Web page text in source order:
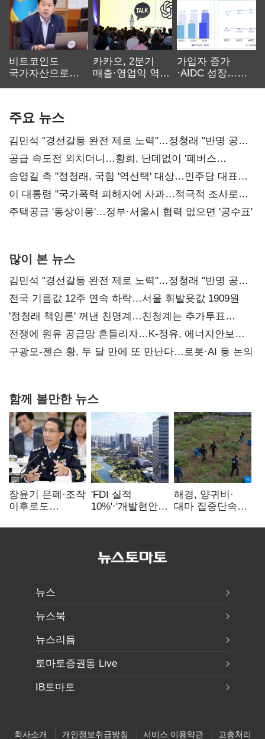
비트코인도
국가자산으로…'
카카오, 2분기
매출·영업익 역대
가입자 증가
·AIDC 성장…
주요 뉴스
김민석 "경선갈등 완전 제로 노력"…정청래 "반명 공세
사과부터"
공급 속도전 외치더니…황희, 난데없이 '폐버스
리모델링' 제안
송영길 측 "정청래, 국힘 '역선택' 대상…민주당 대표로
총선 지휘 못해"
이 대통령 "국가폭력 피해자에 사과…적극적 조사로
진실 밝혀야"
주택공급 '동상이몽'…정부·서울시 협력 없으면 '공수표'
많이 본 뉴스
김민석 "경선갈등 완전 제로 노력"…정청래 "반명 공세
사과부터"
전국 기름값 12주 연속 하락…서울 휘발윳값 1909원
'정청래 책임론' 꺼낸 친명계…친청계는 추가투표
때리기
전쟁에 원유 공급망 흔들리자…K-정유, 에너지안보
핵심으로 재부상
구광모-젠슨 황, 두 달 만에 또 만난다…로봇·AI 등 논의
함께 볼만한 뉴스
장윤기 은폐·조작
이후로도
내부비위…경찰
'FDI 실적
10%'·'개발현안
인천경제청장
해경, 양귀비·
대마 집중단속…
249명 검거
뉴스
뉴스북
뉴스리듬
토마토증권통 Live
IB토마토
회사소개 개인정보취급방침 서비스 이용약관 고충처리